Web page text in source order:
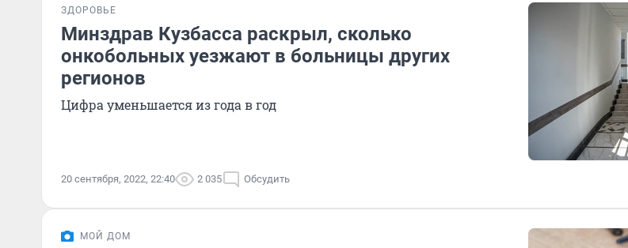
ЗДОРОВЬЕ
Минздрав Кузбасса раскрыл, сколько
онкобольных уезжают в больницы других
регионов
Цифра уменьшается из года в год
20 сентября, 2022, 22:40 2 035 Обсудить
МОЙ ДОМ